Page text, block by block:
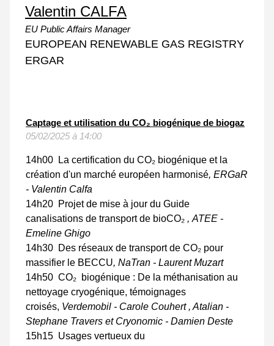
Valentin CALFA
EU Public Affairs Manager
EUROPEAN RENEWABLE GAS REGISTRY
ERGAR
Captage et utilisation du CO₂ biogénique de biogaz
05/02/2025 à 14:00
14h00 La certification du CO₂ biogénique et la
création d'un marché européen harmonisé, ERGaR
- Valentin Calfa
14h20 Projet de mise à jour du Guide
canalisations de transport de bioCO₂ , ATEE -
Emeline Ghigo
14h30 Des réseaux de transport de CO₂ pour
massifier le BECCU, NaTran - Laurent Muzart
14h50 CO₂ biogénique : De la méthanisation au
nettoyage cryogénique, témoignages
croisés, Verdemobil - Carole Couhert , Atalian -
Stephane Travers et Cryonomic - Damien Deste
15h15 Usages vertueux du